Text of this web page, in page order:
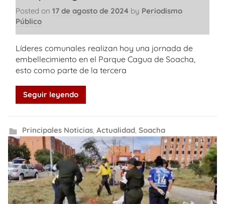
Posted on 17 de agosto de 2024 by Periodismo
Público
Líderes comunales realizan hoy una jornada de
embellecimiento en el Parque Cagua de Soacha,
esto como parte de la tercera
Seguir leyendo
Principales Noticias, Actualidad, Soacha